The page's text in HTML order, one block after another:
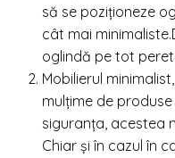
să se poziționeze
cât mai
oglindă pe tot
Mobilierul
mulțime de
siguranța, acestea
Chiar și în cazul în